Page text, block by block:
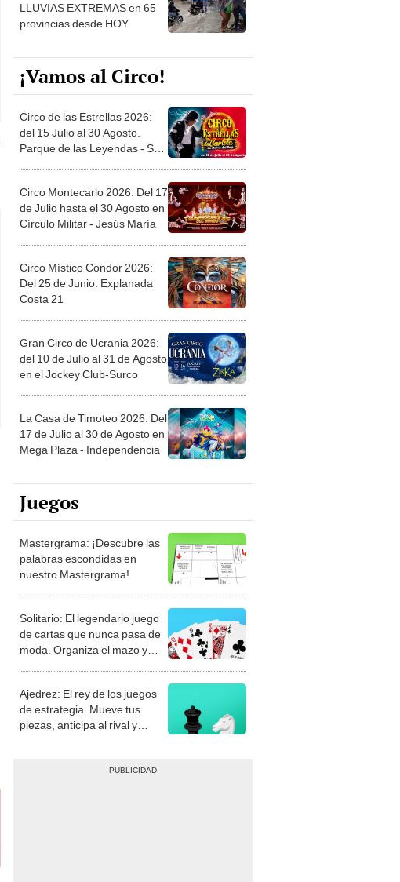
LLUVIAS EXTREMAS en 65
provincias desde HOY
¡Vamos al Circo!
Circo de las Estrellas 2026:
del 15 Julio al 30 Agosto.
Parque de las Leyendas - San
Circo Montecarlo 2026: Del 17
de Julio hasta el 30 Agosto en
Círculo Militar - Jesús María
Circo Místico Condor 2026:
Del 25 de Junio. Explanada
Costa 21
Gran Circo de Ucrania 2026:
del 10 de Julio al 31 de Agosto
en el Jockey Club-Surco
La Casa de Timoteo 2026: Del
17 de Julio al 30 de Agosto en
Mega Plaza - Independencia
Juegos
Mastergrama: ¡Descubre las
palabras escondidas en
nuestro Mastergrama!
Solitario: El legendario juego
de cartas que nunca pasa de
moda. Organiza el mazo y
Ajedrez: El rey de los juegos
de estrategia. Mueve tus
piezas, anticipa al rival y